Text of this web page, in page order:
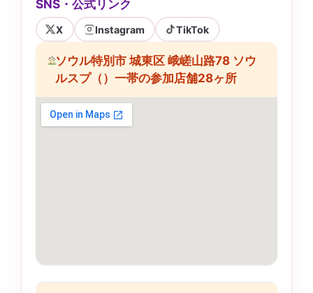
SNS・公式リンク
X Instagram TikTok
ソウル特別市 城東区 峨嵯山路78 ソウ
ルスプ（）一帯の参加店舗28ヶ所